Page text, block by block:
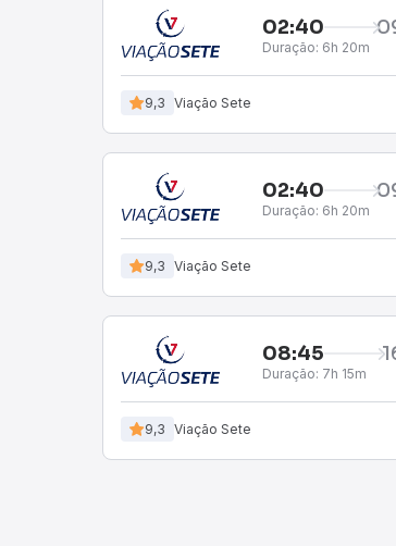
02:40
Duração: 6h 20m
9,3 Viação Sete
02:40
Duração: 6h 20m
9,3 Viação Sete
08:45
Duração: 7h 15m
9,3 Viação Sete